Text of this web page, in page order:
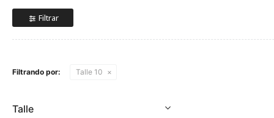
Presione
Control-
Filtrando por: Talle 10
Talle